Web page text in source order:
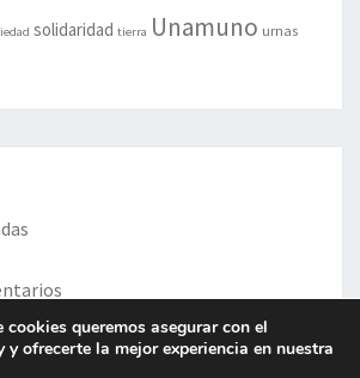
solidaridad tierra Unamuno urnas
queremos asegurar con el
y ofrecerte la mejor experiencia en nuestra